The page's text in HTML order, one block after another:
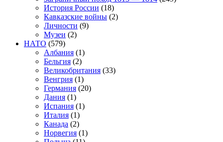
История России (18)
Кавказские войны (2)
Личности (9)
Музеи (2)
НАТО (579)
Албания (1)
Бельгия (2)
Великобритания (33)
Венгрия (1)
Германия (20)
Дания (1)
Испания (1)
Италия (1)
Канада (2)
Норвегия (1)